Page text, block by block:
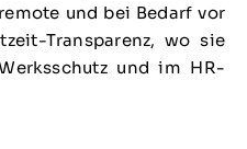
und bei Bedarf vor
Transparenz, wo sie
und im HR-